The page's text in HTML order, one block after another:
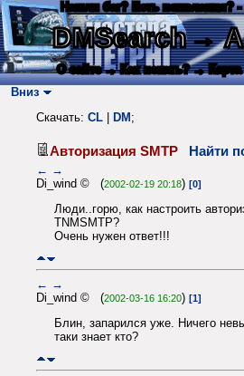
Нашли баг? Есть пожелания?
DMSearch→
О сайте → Как искать? → Карта
Вниз
Скачать: CL DM ;
Авторизация SMTP Найти
← →
Di_wind © (2002-02-19 20:18) [0]
Люди..горю, как настроить
TNMSMTP?
Очень нужен ответ!!!
← →
Di_wind © (2002-03-16 16:20) [1]
Блин, запарился уже. Ничего
таки знает кто?